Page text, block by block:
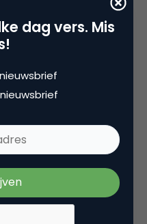
en nadelen van
hebzucht,
van privacy en
arm en rijk hebben
laatste decennia.
dag vers. Mis